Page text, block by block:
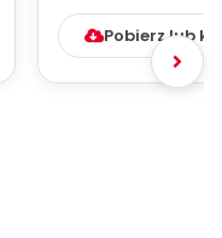
Pobierz lub